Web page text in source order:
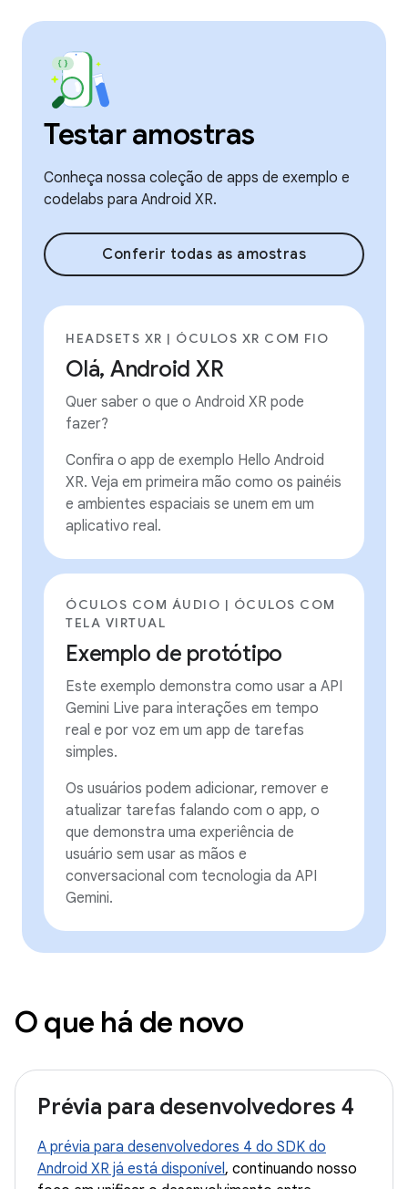
Testar amostras
Conheça nossa coleção de apps de exemplo e
codelabs para Android XR.
Conferir todas as amostras
HEADSETS XR | ÓCULOS XR COM FIO
Olá, Android XR
Quer saber o que o Android XR pode
fazer?
Confira o app de exemplo Hello Android
XR. Veja em primeira mão como os painéis
e ambientes espaciais se unem em um
aplicativo real.
ÓCULOS COM ÁUDIO | ÓCULOS COM
TELA VIRTUAL
Exemplo de protótipo
Este exemplo demonstra como usar a API
Gemini Live para interações em tempo
real e por voz em um app de tarefas
simples.
Os usuários podem adicionar, remover e
atualizar tarefas falando com o app, o
que demonstra uma experiência de
usuário sem usar as mãos e
conversacional com tecnologia da API
Gemini.
O que há de novo
Prévia para desenvolvedores 4
A prévia para desenvolvedores 4 do SDK do
Android XR já está disponível , continuando nosso